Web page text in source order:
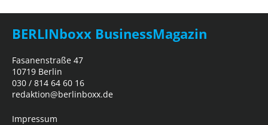
BERLINboxx BusinessMagazin
Fasanenstraße 47
10719 Berlin
030 / 814 64 60 16
redaktion@berlinboxx.de
Impressum